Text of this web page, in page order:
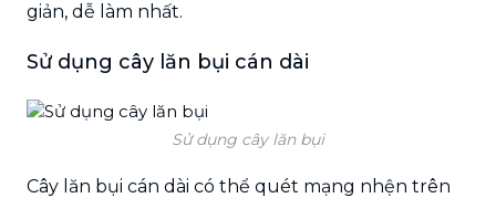
giản, dễ làm nhất.
Sử dụng cây lăn bụi cán dài
Sử dụng cây lăn bụi
Cây lăn bụi cán dài có thể quét mạng nhện trên